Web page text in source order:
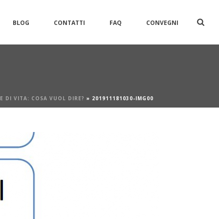
BLOG CONTATTI FAQ CONVEGNI
DI VITA: COSA VUOL DIRE? » 201911181030-IMG00